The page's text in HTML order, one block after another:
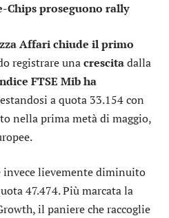
Chips proseguono rally
Affari chiude il primo
registrare unacrescitadalla
FTSE Mib ha
a quota 33.154 con
nella prima metà di maggio,
invece lievemente diminuito
47.474. Più marcata la
il paniere che raccoglie